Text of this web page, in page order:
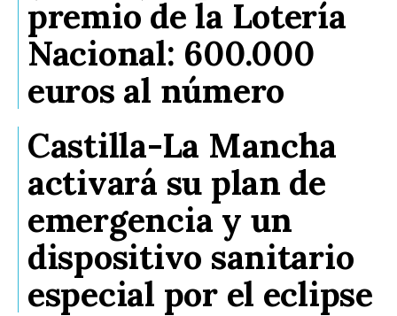
premio de la Lotería
Nacional: 600.000
euros al número
Castilla-La Mancha
activará su plan de
emergencia y un
dispositivo sanitario
especial por el eclipse